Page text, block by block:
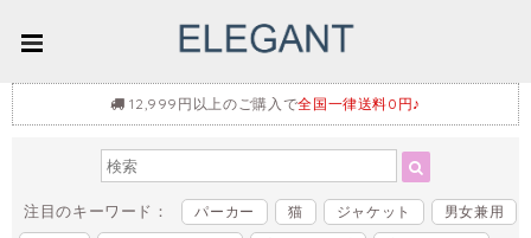
12,999円以上のご購入で全国一律送料0円♪
注目のキーワード： パーカー 猫 ジャケット
男女兼用